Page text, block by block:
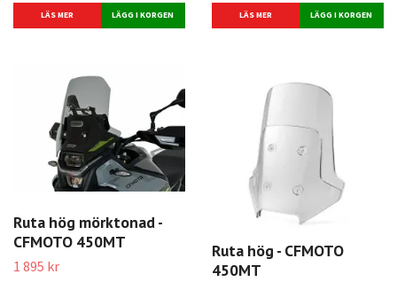
LÄS MER LÄS MER
Ruta hög mörktonad -
CFMOTO 450MT
1 895 kr
Ruta hög - CFMOTO
450MT